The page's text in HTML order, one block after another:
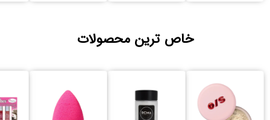
خاص ترین محصولات